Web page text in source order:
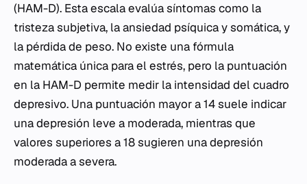
(HAM-D). Esta escala evalúa síntomas como la
tristeza subjetiva, la ansiedad psíquica y somática, y
la pérdida de peso. No existe una fórmula
matemática única para el estrés, pero la puntuación
en la HAM-D permite medir la intensidad del cuadro
depresivo. Una puntuación mayor a 14 suele indicar
una depresión leve a moderada, mientras que
valores superiores a 18 sugieren una depresión
moderada a severa.